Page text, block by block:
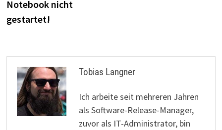
Notebook nicht
gestartet!
Tobias Langner
Ich arbeite seit mehreren Jahren
als Software-Release-Manager,
zuvor als IT-Administrator, bin